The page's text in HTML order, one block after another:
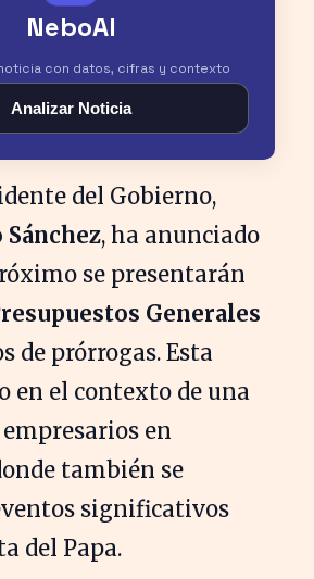
NeboAI
con datos, cifras y contexto
Analizar Noticia
del Gobierno,
Sánchez, ha anunciado
se presentarán
Generales
de prórrogas. Esta
en el contexto de una
en
también se
significativos
del Papa.